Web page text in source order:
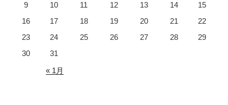
9
10 11 12 13 14
15
16
17 18 19 20 21
22
23
24 25 26 27 28
29
30
31
« 1月